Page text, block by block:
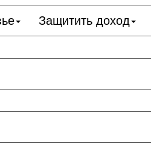
Защитить доход